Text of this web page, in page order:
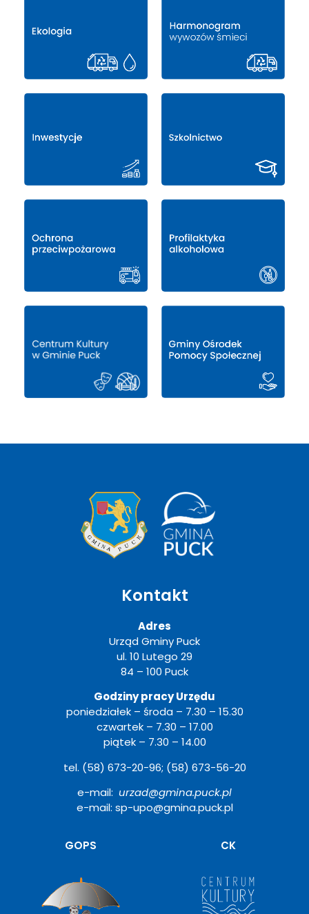
Kontakt
Adres
Urząd Gminy Puck
ul. 10 Lutego 29
84 – 100 Puck
Godziny pracy Urzędu
poniedziałek – środa – 7.30 – 15.30
czwartek – 7.30 – 17.00
piątek – 7.30 – 14.00
tel. (58) 673-20-96; (58) 673-56-20
e-mail: urzad@gmina.puck.pl
e-mail: sp-upo@gmina.puck.pl
GOPS CK